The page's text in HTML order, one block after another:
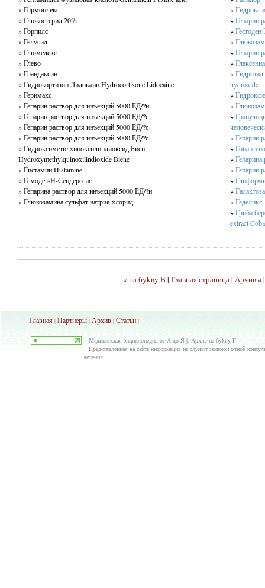
» Гормоплекс
» Глюкостерил 20%
» Горпилс
» Гелусил
» Глюмедекс
» Глево
» Грандаксин
» Гидрокортизон Лидокаин Hydrocortisone Lidocaine
» Геримакс
» Гепарин раствор для инъекций 5000 ЕД/?н
» Гепарин раствор для инъекций 5000 ЕД/?с
» Гепарин раствор для инъекций 5000 ЕД/?с
» Гепарин раствор для инъекций 5000 ЕД/?с
» Гидроксиметилхиноксилиндиоксид Биен
Hydroxymethylquinoxilindioxide Biene
» Гистамин Histamine
» Гемодез-Н-Сендересис
» Гепарина раствор для инъекций 5000 ЕД/?н
» Глюкозамина сульфат натрия хлорид
»
»Гепарин
»Гестоден
»
»Гепарин
»Глаксенна
»
hydroxide
»
»
»
»Гепарин
»
»
»Гепарин
»
»
»Геделикс
»Гриба
extract
« нa бykвy В |Главная страница|Архивы
Главная | Партнеры | Архив | Статьи |
Медицинская энциклопедия от А до Я |: Архив нa бykвy Г
Представленная на сайте информация не служит заменой очной
лечения.